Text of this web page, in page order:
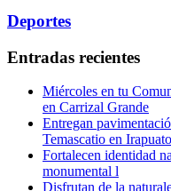
Deportes
Entradas recientes
Miércoles en tu
en Carrizal Grande
Entregan
Temascatio en Irapuato
Fortalecen identidad
monumental l
Disfrutan de la